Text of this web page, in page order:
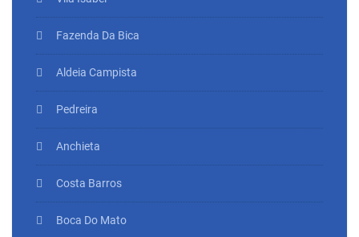
Fazenda Da Bica
Aldeia Campista
Pedreira
Anchieta
Costa Barros
Boca Do Mato